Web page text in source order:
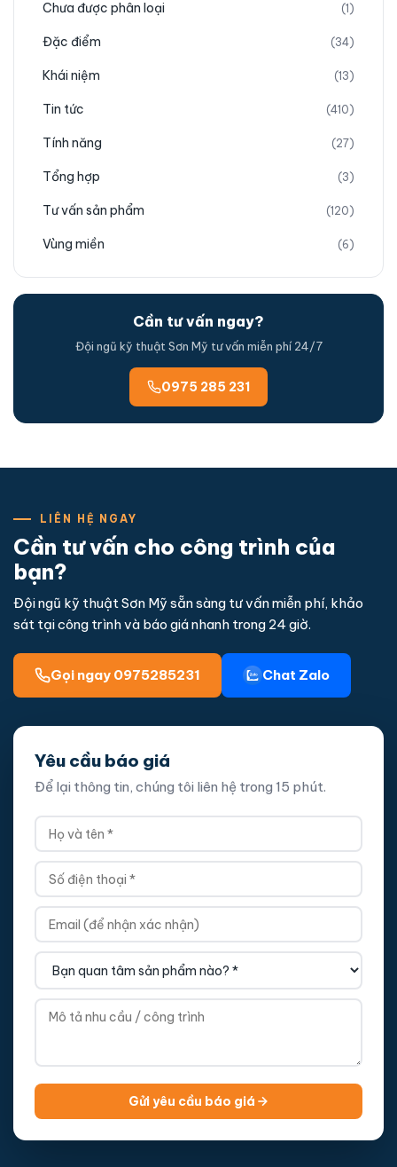
Chưa được phân loại (1)
Đặc điểm (34)
Khái niệm (13)
Tin tức (410)
Tính năng (27)
Tổng hợp (3)
Tư vấn sản phẩm (120)
Vùng miền (6)
Cần tư vấn ngay?
Đội ngũ kỹ thuật Sơn Mỹ tư vấn miễn phí 24/7
0975 285 231
LIÊN HỆ NGAY
Cần tư vấn cho công trình của
bạn?
Đội ngũ kỹ thuật Sơn Mỹ sẵn sàng tư vấn miễn phí, khảo
sát tại công trình và báo giá nhanh trong 24 giờ.
Gọi ngay 0975285231 Chat Zalo
Yêu cầu báo giá
Để lại thông tin, chúng tôi liên hệ trong 15 phút.
Gửi yêu cầu báo giá